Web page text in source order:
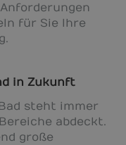
für Sie Ihre
in Zukunft
steht immer
abdeckt.
große